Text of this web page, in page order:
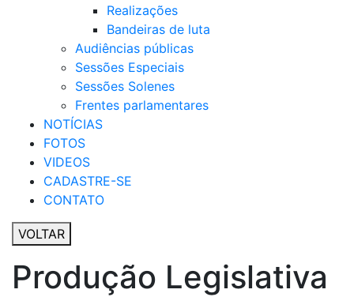
Realizações
Bandeiras de luta
Audiências públicas
Sessões Especiais
Sessões Solenes
Frentes parlamentares
NOTÍCIAS
FOTOS
VIDEOS
CADASTRE-SE
CONTATO
VOLTAR
Produção Legislativa